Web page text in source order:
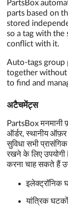
PartsBox
parts based on
stored
so a tag with the
conflict with it.
Auto-tags group
together without
to find and
अटैचमेंट्स
PartsBox मनमानी
ऑर्डर, स्थानीय
सुविधा सभी
रखने के लिए
करना चाह सकते हैं
इलेक्ट्रॉनिक
यांत्रिक